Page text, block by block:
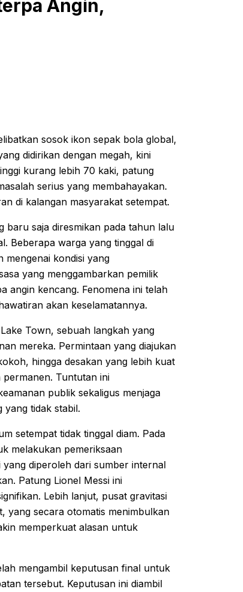
Angin,
sosok ikon sepak bola global,
didirikan dengan megah, kini
kurang lebih 70 kaki, patung
serius yang membahayakan.
di kalangan masyarakat setempat.
saja diresmikan pada tahun lalu
Beberapa warga yang tinggal di
mengenai kondisi yang
yang menggambarkan pemilik
angin kencang. Fenomena ini telah
akan keselamatannya.
Town, sebuah langkah yang
mereka. Permintaan yang diajukan
hingga desakan yang lebih kuat
Tuntutan ini
publik sekaligus menjaga
tidak stabil.
setempat tidak tinggal diam. Pada
melakukan pemeriksaan
diperoleh dari sumber internal
Patung Lionel Messi ini
Lebih lanjut, pusat gravitasi
yang secara otomatis menimbulkan
memperkuat alasan untuk
mengambil keputusan final untuk
tersebut. Keputusan ini diambil